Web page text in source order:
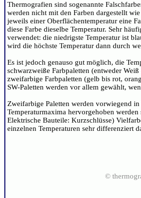
Thermografien sind sogenannte
werden nicht mit den Farben dargestellt
jeweils einer Oberflächentemperatur eine
diese Farbe dieselbe Temperatur. Sehr
verwendet: die niedrigste Temperatur ist
wird die höchste Temperatur dann durch
Es ist jedoch genauso gut möglich, die
schwarzweiße Farbpaletten (entweder
zweifarbige Farbpaletten (gelb bis rot,
SW-Paletten werden vor allem gewählt,
Zweifarbige Paletten werden vorwiegend
Temperaturmaxima hervorgehoben
Elektrische Bauteile: Kurzschlüsse)
einzelnen Temperaturen sehr differenziert
©